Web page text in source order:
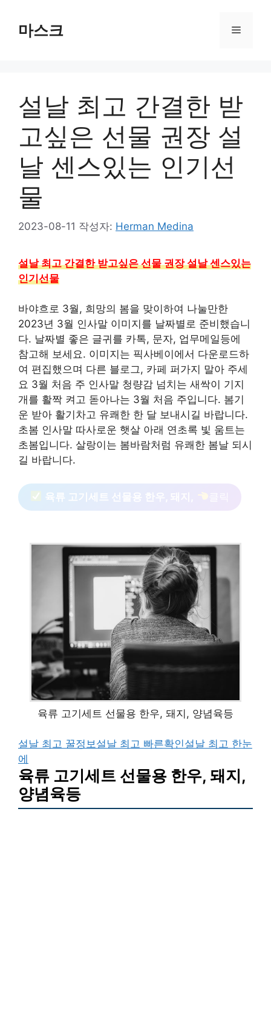
마스크 메
설날 최고 간결한 받
고싶은 선물 권장 설
날 센스있는 인기선
물
2023-08-11 작성자: Herman Medina
설날 최고 간결한 받고싶은 선물 권장 설날 센스있는
인기선물
바야흐로 3월, 희망의 봄을 맞이하여 나눌만한
2023년 3월 인사말 이미지를 날짜별로 준비했습니
다. 날짜별 좋은 글귀를 카톡, 문자, 업무메일등에
참고해 보세요. 이미지는 픽사베이에서 다운로드하
여 편집했으며 다른 블로그, 카페 퍼가지 말아 주세
요 3월 처음 주 인사말 청량감 넘치는 새싹이 기지
개를 활짝 켜고 돋아나는 3월 처음 주입니다. 봄기
운 받아 활기차고 유쾌한 한 달 보내시길 바랍니다.
초봄 인사말 따사로운 햇살 아래 연초록 빛 움트는
초봄입니다. 살랑이는 봄바람처럼 유쾌한 봄날 되시
길 바랍니다.
육류 고기세트 선물용 한우, 돼지,
육류 고기세트 선물용 한우, 돼지, 양념육등
설날 최고 꿀정보 설날 최고 빠른확인설날 최고 한눈
에
육류 고기세트 선물용 한우, 돼지,
양념육등